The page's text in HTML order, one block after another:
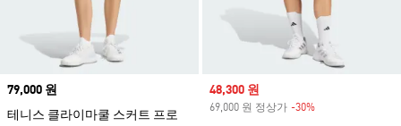
Price
79,000 원
테니스 클라이마쿨 스커트 프로
Sale price
48,300 원
69,000 원 정상가 -30%